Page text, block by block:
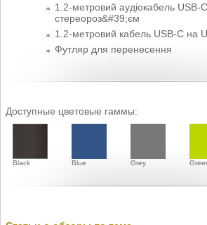
1.2-метровий аудіокабель
стереороз&#39;єм
1.2-метровий кабель USB-C на
Футляр для перенесення
Доступные цветовые гаммы:
Black Blue Grey